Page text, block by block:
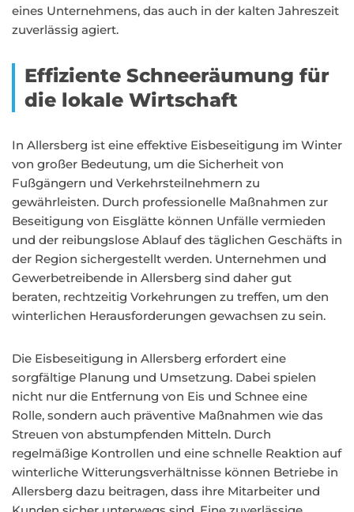
eines Unternehmens, das auch in der kalten Jahreszeit
zuverlässig agiert.
Effiziente Schneeräumung für
die lokale Wirtschaft
In Allersberg ist eine effektive Eisbeseitigung im Winter
von großer Bedeutung, um die Sicherheit von
Fußgängern und Verkehrsteilnehmern zu
gewährleisten. Durch professionelle Maßnahmen zur
Beseitigung von Eisglätte können Unfälle vermieden
und der reibungslose Ablauf des täglichen Geschäfts in
der Region sichergestellt werden. Unternehmen und
Gewerbetreibende in Allersberg sind daher gut
beraten, rechtzeitig Vorkehrungen zu treffen, um den
winterlichen Herausforderungen gewachsen zu sein.
Die Eisbeseitigung in Allersberg erfordert eine
sorgfältige Planung und Umsetzung. Dabei spielen
nicht nur die Entfernung von Eis und Schnee eine
Rolle, sondern auch präventive Maßnahmen wie das
Streuen von abstumpfenden Mitteln. Durch
regelmäßige Kontrollen und eine schnelle Reaktion auf
winterliche Witterungsverhältnisse können Betriebe in
Allersberg dazu beitragen, dass ihre Mitarbeiter und